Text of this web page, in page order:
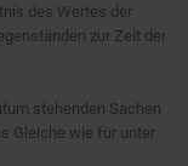
des Wertes der
zur Zeit der
stehenden Sachen
Gleiche wie für unter